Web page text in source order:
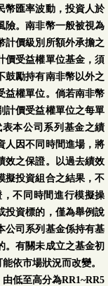
幣匯率波動，投資人於
險。南非幣一般被視為
計價級別所額外承擔之
價受益權單位基金，須
鼓勵持有南非幣以外之
益權單位。倘若南非幣
計價受益權單位之每單
本公司系列基金之績
人因不同時間進場，將
效之保證。以過去績效
擬投資組合之結果，不
不同時間進行模擬操
投資標的，僅為舉例說
公司系列基金係持有基
。有關未成立之基金初
依市場狀況而改變。
低至高分為RR1~RR5